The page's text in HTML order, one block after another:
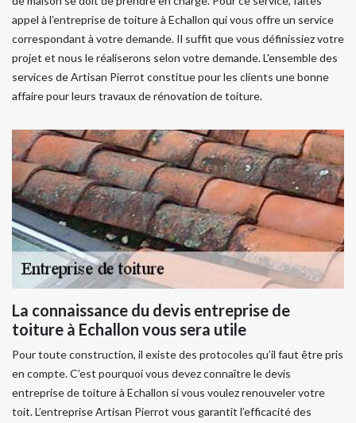
appel à l’entreprise de toiture à Echallon qui vous offre un service
correspondant à votre demande. Il suffit que vous définissiez votre
projet et nous le réaliserons selon votre demande. L'ensemble des
services de Artisan Pierrot constitue pour les clients une bonne
affaire pour leurs travaux de rénovation de toiture.
La connaissance du devis entreprise de
toiture à Echallon vous sera utile
Pour toute construction, il existe des protocoles qu’il faut être pris
en compte. C’est pourquoi vous devez connaître le devis
entreprise de toiture à Echallon si vous voulez renouveler votre
toit. L’entreprise Artisan Pierrot vous garantit l’efficacité des